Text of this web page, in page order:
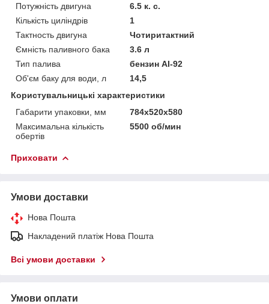
Потужність двигуна
6.5 к. с.
Кількість циліндрів
1
Тактность двигуна
Чотиритактний
Ємність паливного бака
3.6 л
Тип палива
бензин АІ-92
Об'єм баку для води, л
14,5
Користувальницькі характеристики
Габарити упаковки, мм
784х520х580
Максимальна кількість
обертів
5500 об/мин
Приховати
Умови доставки
Нова Пошта
Накладений платіж Нова Пошта
Всі умови доставки
Умови оплати